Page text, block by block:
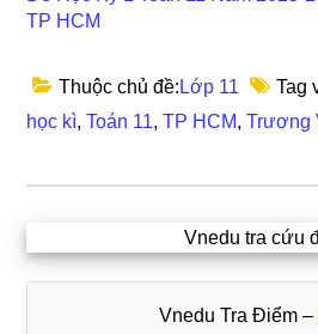
TP HCM
Thuộc chủ đề: Lớp 11 Tag
học kì,Toán 11,TP HCM,Trương
Vnedu tra cứu
Vnedu Tra Điểm –